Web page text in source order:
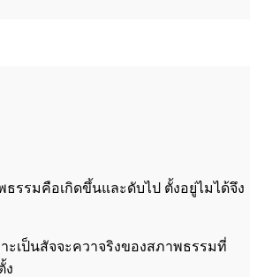
รรมคือเกิดขึ้นและดับไป ตั้งอยู่ไมได้จึง
ะเป็นสัจจะควาจริงของสภาพธรรมที่
ง